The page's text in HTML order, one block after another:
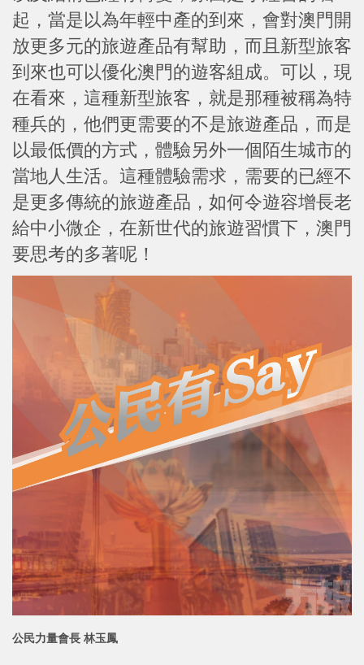
起，當是以為年輕中產的到來，會對澳門開
放更多元的旅遊產品有幫助，而且新型旅客
到來也可以優化澳門的遊客組成。可以，現
在看來，這種新型旅客，就是那種被稱為特
種兵的，他們更需要的不是旅遊產品，而是
以最低價的方式，體驗另外一個陌生城市的
當地人生活。這種體驗需求，需要的已經不
是更多傳統的旅遊產品，如何令遊容增長老
給中小微企，在新世代的旅遊習慣下，澳門
要思考的多著呢！
公民力量會長 林玉鳳